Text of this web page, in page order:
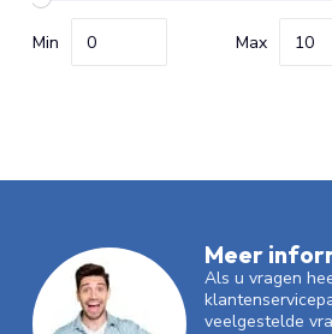
Min Max
Meer
Als u vragen
veelgestelde